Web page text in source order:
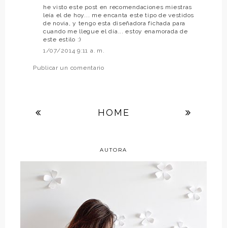
he visto este post en recomendaciones miestras
leía el de hoy... me encanta este tipo de vestidos
de novia, y tengo esta diseñadora fichada para
cuando me llegue el día... estoy enamorada de
este estilo :)
1/07/2014 9:11 a. m.
Publicar un comentario
HOME
AUTORA